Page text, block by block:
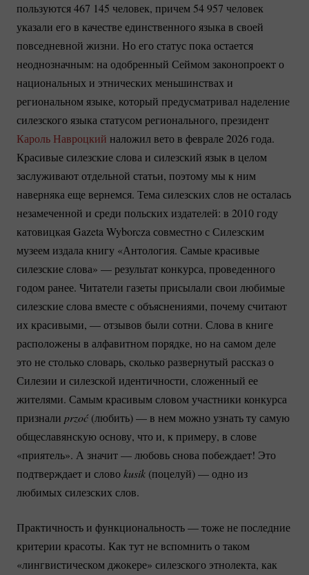
пользуются 467 145 человек, причем 54 957 человек
указали его в качестве единственного языка в своей
повседневной жизни. Но его статус пока остается
неоднозначным: на одобренный Сеймом законопроект о
национальных и этнических меньшинствах и
региональном языке, который предусматривал наделение
силезского языка статусом регионального, президент
Кароль Навроцкий наложил вето в феврале 2026 года.
Красивые силезские слова и силезский язык в целом
заслуживают отдельной статьи, поэтому мы к ним
наверняка еще вернемся. Тема силезских слов не осталась
незамеченной и среди польских издателей: в 2010 году
катовицкая Gazeta Wyborcza совместно с Силезским
музеем издала книгу «Антология. Самые красивые
силезские слова» — результат конкурса, проведенного
годом ранее. Читатели газеты присылали свои любимые
силезские слова вместе с объяснениями, почему считают
их красивыми, — отзывов были сотни. Слова в книге
расположены в алфавитном порядке, но на самом деле
это не столько словарь, сколько развернутый рассказ о
Силезии и силезской идентичности, сложенный ее
жителями. Самым красивым словом участники конкурса
признали przoć (любить) — в нем можно узнать ту самую
общеславянскую основу, что и, к примеру, в слове
«приятель». А значит — любовь снова побеждает! Это
подтверждает и словоkusik (поцелуй) — одно из
любимых силезских слов.
Практичность и функциональность — тоже не последние
критерии красоты. Как тут не вспомнить о таком
«лингвистическом джокере» силезского этнолекта, как